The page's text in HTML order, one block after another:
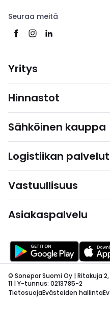
Seuraa meitä
Yritys
Hinnastot
Sähköinen kauppa
Logistiikan palvelut
Vastuullisuus
Asiakaspalvelu
© Sonepar Suomi Oy | Ritakuja 2,
11 | Y-tunnus: 0213785-2
TietosuojaEvästeiden hallinta